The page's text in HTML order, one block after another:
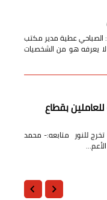
عطية مدير مكتب
يعرفه هو من الشخصيات
بقطاع
تخرج للنور متابعه:- محمد